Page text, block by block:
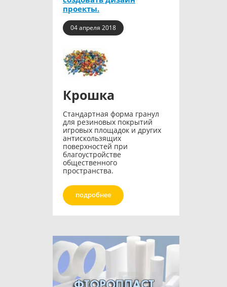
проекты.
04 апреля 2018
Крошка
Стандартная форма гранул
для резиновых покрытий
игровых площадок и других
антискользящих
поверхностей при
благоустройстве
общественного
пространства.
подробнее